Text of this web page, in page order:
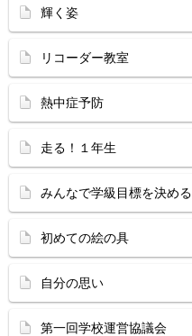
輝く姿
リコーダー教室
熱中症予防
走る！１年生
みんなで学級目標を決める
初めての絵の具
自分の思い
第一回学校運営協議会